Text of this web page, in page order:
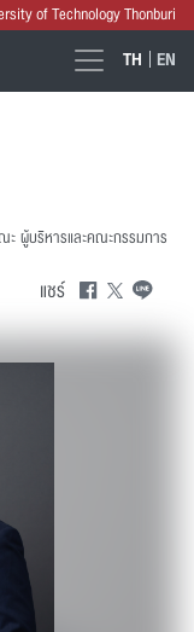
of Technology Thonburi
TH EN
ะผู้บริหารและคณะกรรมการ
แชร์